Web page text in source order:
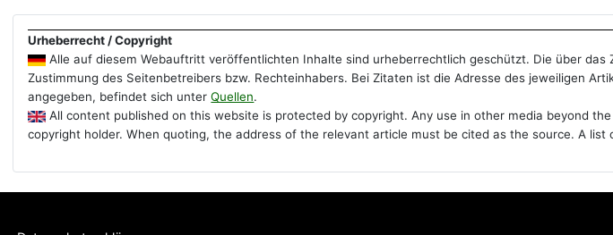
Urheberrecht / Copyright
Alle auf diesem Webauftritt veröffentlichten Inhalte sind urheberrechtlich geschützt. Die über
Zustimmung des Seitenbetreibers bzw. Rechteinhabers. Bei Zitaten ist die Adresse des jeweiligen
angegeben, befindet sich unterQuellen.
All content published on this website is protected by copyright. Any use in other media beyond
copyright holder. When quoting, the address of the relevant article must be cited as the source. A